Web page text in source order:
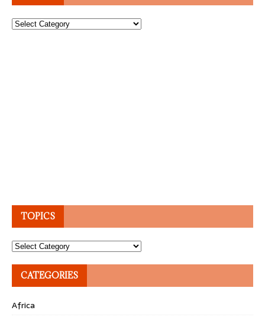
Topics
TOPICS
Topics
CATEGORIES
Africa